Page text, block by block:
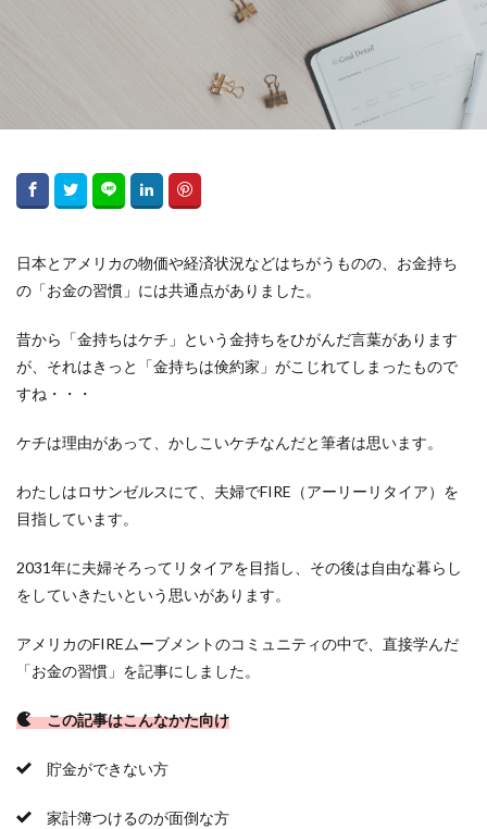
日本とアメリカの物価や経済状況などはちがうものの、お金持ち
の「お金の習慣」には共通点がありました。
昔から「金持ちはケチ」という金持ちをひがんだ言葉があります
が、それはきっと「金持ちは倹約家」がこじれてしまったもので
すね・・・
ケチは理由があって、かしこいケチなんだと筆者は思います。
わたしはロサンゼルスにて、夫婦でFIRE（アーリーリタイア）を
目指しています。
2031年に夫婦そろってリタイアを目指し、その後は自由な暮らし
をしていきたいという思いがあります。
アメリカのFIREムーブメントのコミュニティの中で、直接学んだ
「お金の習慣」を記事にしました。
この記事はこんなかた向け
貯金ができない方
家計簿つけるのが面倒な方